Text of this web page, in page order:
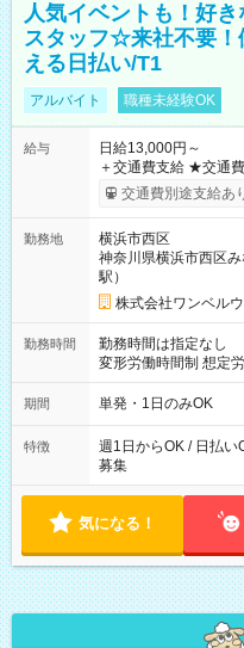
人気イベントも！好
スタッフ☆来社不要！
える日払い/T1
アルバイト 職種未経験OK
給与
日給13,000円～
＋交通費支給 ★交通費全額支給！ ┗案件により規定あり ★日払
いOK！（規定あり）
ンビニATMから 日払い分を
交通費別途支給あ
勤務地
横浜市西区
神奈川県横浜市西区
駅）
株式会社ワンベル
勤務時間
勤務時間は指定なし
変形労働時間制 想定労働時間160
～21：00
期間 単発・1日のみOK
特徴
週1日からOK / 日払い
募集
気になる！